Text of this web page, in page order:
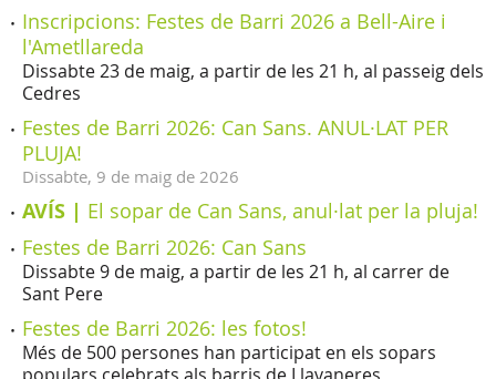
Inscripcions: Festes de Barri 2026 a Bell-Aire i
l'Ametllareda
Dissabte 23 de maig, a partir de les 21 h, al passeig dels
Cedres
Festes de Barri 2026: Can Sans. ANUL·LAT PER
PLUJA!
Dissabte, 9 de maig de 2026
AVÍS | El sopar de Can Sans, anul·lat per la pluja!
Festes de Barri 2026: Can Sans
Dissabte 9 de maig, a partir de les 21 h, al carrer de
Sant Pere
Festes de Barri 2026: les fotos!
Més de 500 persones han participat en els sopars
populars celebrats als barris de Llavaneres